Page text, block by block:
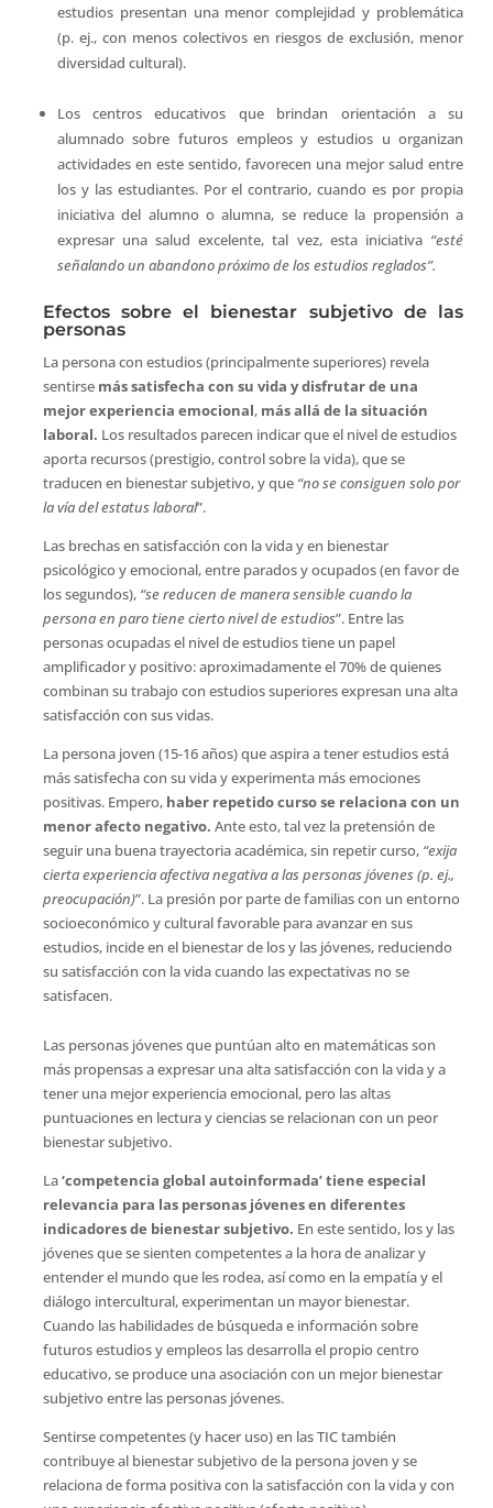
estudios presentan una menor complejidad y problemática
(p. ej., con menos colectivos en riesgos de exclusión, menor
diversidad cultural).
Los centros educativos que brindan orientación a su
alumnado sobre futuros empleos y estudios u organizan
actividades en este sentido, favorecen una mejor salud entre
los y las estudiantes. Por el contrario, cuando es por propia
iniciativa del alumno o alumna, se reduce la propensión a
expresar una salud excelente, tal vez, esta iniciativa “esté
señalando un abandono próximo de los estudios reglados”.
Efectos sobre el bienestar subjetivo de las
personas
La persona con estudios (principalmente superiores) revela
sentirse más satisfecha con su vida y disfrutar de una
mejor experiencia emocional, más allá de la situación
laboral. Los resultados parecen indicar que el nivel de estudios
aporta recursos (prestigio, control sobre la vida), que se
traducen en bienestar subjetivo, y que “no se consiguen solo por
la vía del estatus laboral”.
Las brechas en satisfacción con la vida y en bienestar
psicológico y emocional, entre parados y ocupados (en favor de
los segundos), “se reducen de manera sensible cuando la
persona en paro tiene cierto nivel de estudios”. Entre las
personas ocupadas el nivel de estudios tiene un papel
amplificador y positivo: aproximadamente el 70% de quienes
combinan su trabajo con estudios superiores expresan una alta
satisfacción con sus vidas.
La persona joven (15-16 años) que aspira a tener estudios está
más satisfecha con su vida y experimenta más emociones
positivas. Empero, haber repetido curso se relaciona con un
menor afecto negativo. Ante esto, tal vez la pretensión de
seguir una buena trayectoria académica, sin repetir curso, “exija
cierta experiencia afectiva negativa a las personas jóvenes (p. ej.,
preocupación)”. La presión por parte de familias con un entorno
socioeconómico y cultural favorable para avanzar en sus
estudios, incide en el bienestar de los y las jóvenes, reduciendo
su satisfacción con la vida cuando las expectativas no se
satisfacen.
Las personas jóvenes que puntúan alto en matemáticas son
más propensas a expresar una alta satisfacción con la vida y a
tener una mejor experiencia emocional, pero las altas
puntuaciones en lectura y ciencias se relacionan con un peor
bienestar subjetivo.
La‘competencia global autoinformada’ tiene especial
relevancia para las personas jóvenes en diferentes
indicadores de bienestar subjetivo. En este sentido, los y las
jóvenes que se sienten competentes a la hora de analizar y
entender el mundo que les rodea, así como en la empatía y el
diálogo intercultural, experimentan un mayor bienestar.
Cuando las habilidades de búsqueda e información sobre
futuros estudios y empleos las desarrolla el propio centro
educativo, se produce una asociación con un mejor bienestar
subjetivo entre las personas jóvenes.
Sentirse competentes (y hacer uso) en las TIC también
contribuye al bienestar subjetivo de la persona joven y se
relaciona de forma positiva con la satisfacción con la vida y con